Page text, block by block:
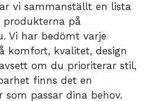
vi sammanställt en lista
produkterna på
Vi har bedömt varje
komfort, kvalitet, design
om du prioriterar stil,
finns det en
som passar dina behov.